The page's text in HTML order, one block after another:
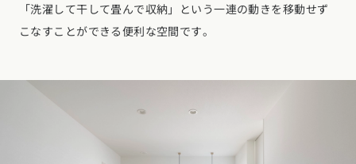
「洗濯して干して畳んで収納」という一連の動きを移動せず
こなすことができる便利な空間です。